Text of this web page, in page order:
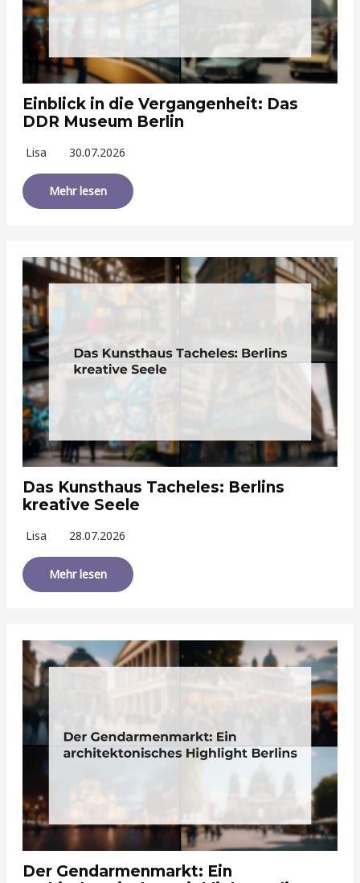
Einblick in die Vergangenheit: Das
DDR Museum Berlin
Lisa 30.07.2026
Mehr lesen
Das Kunsthaus Tacheles: Berlins
kreative Seele
Lisa 28.07.2026
Mehr lesen
Der Gendarmenmarkt: Ein